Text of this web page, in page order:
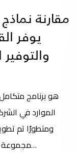
مقارنة
الموارد في
ومتطورًا تم
النهائية. يوفر ONYX ERP مجموعة…